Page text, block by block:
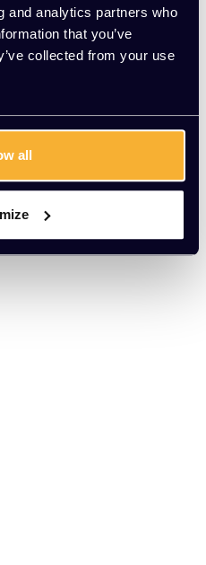
and analytics partners who
that you’ve
collected from your use
all
btw